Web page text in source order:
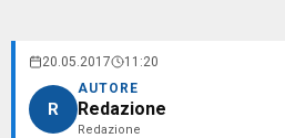
20.05.2017 11:20
R
AUTORE
Redazione
Redazione